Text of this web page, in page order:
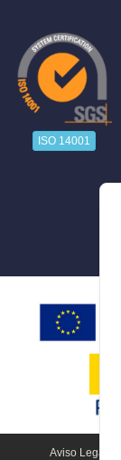
ISO 14001
Aviso Legal